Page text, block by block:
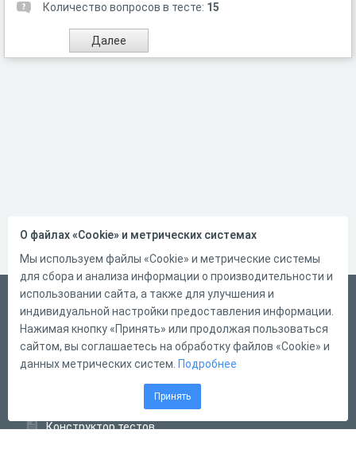
Количество вопросов в тесте: 15
Русский
Справка
Форма обратной связи
Конструктор тестов
О файлах «Cookie» и метрических системах
Мы используем файлы «Cookie» и метрические системы
для сбора и анализа информации о производительности и
использовании сайта, а также для улучшения и
индивидуальной настройки предоставления информации.
Нажимая кнопку «Принять» или продолжая пользоваться
сайтом, вы соглашаетесь на обработку файлов «Cookie» и
данных метрических систем. Подробнее
Принять